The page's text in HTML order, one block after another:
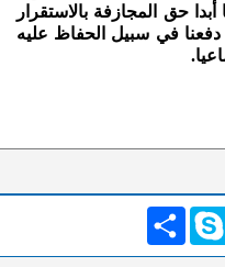
حق المجازفة بالاستقرار
دفعنا في سبيل الحفاظ عليه
انشر